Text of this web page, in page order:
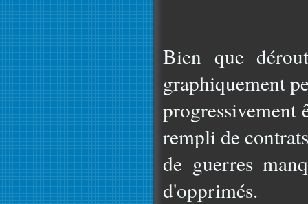
Bien que
graphiquement
progressivement
rempli de
de guerres
d'opprimés.